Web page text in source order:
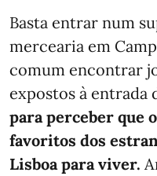
Basta entrar num
mercearia em
comum encontrar
expostos à entrada
para perceber que
favoritos dos
Lisboa para viver.